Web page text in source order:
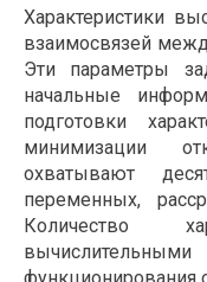
Характеристики
взаимосвязей
Эти параметры
начальные
подготовки
минимизации
охватывают
переменных,
Количество